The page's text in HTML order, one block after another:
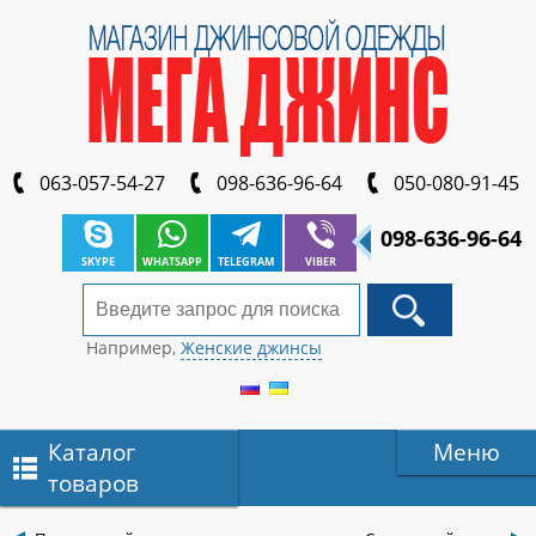
063-057-54-27 098-636-96-64 050-080-91-45
SKYPE WHATSAPP TELEGRAM VIBER
098-636-96-64
Например,Женские джинсы
Меню
Каталог
товаров